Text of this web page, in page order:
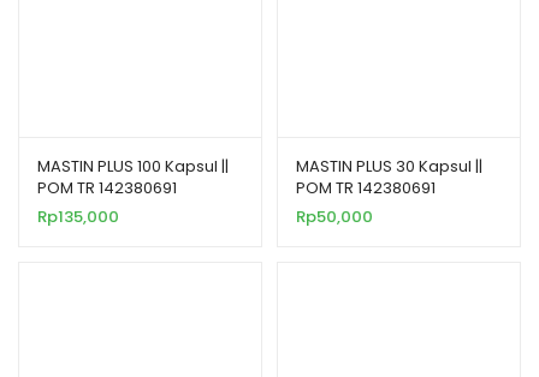
MASTIN PLUS 100 Kapsul ||
POM TR 142380691
Rp135,000
MASTIN PLUS 30 Kapsul ||
POM TR 142380691
Rp50,000